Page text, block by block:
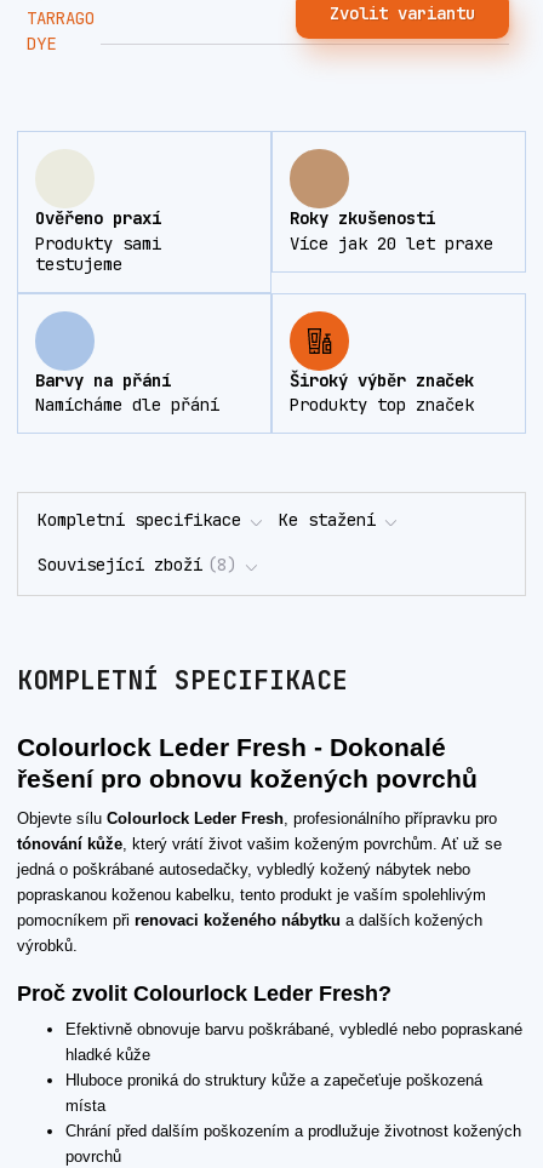
Zvolit variantu
Ověřeno praxí
Produkty sami
testujeme
Roky zkušeností
Více jak 20 let praxe
Barvy na přání
Namícháme dle přání
Široký výběr značek
Produkty top značek
Kompletní specifikace Ke stažení
Související zboží 8
KOMPLETNÍ SPECIFIKACE
Colourlock Leder Fresh - Dokonalé
řešení pro obnovu kožených povrchů
Objevte sílu Colourlock Leder Fresh, profesionálního přípravku pro
tónování kůže, který vrátí život vašim koženým povrchům. Ať už se
jedná o poškrábané autosedačky, vybledlý kožený nábytek nebo
popraskanou koženou kabelku, tento produkt je vaším spolehlivým
pomocníkem při renovaci koženého nábytku a dalších kožených
výrobků.
Proč zvolit Colourlock Leder Fresh?
Efektivně obnovuje barvu poškrábané, vybledlé nebo popraskané
hladké kůže
Hluboce proniká do struktury kůže a zapečeťuje poškozená
místa
Chrání před dalším poškozením a prodlužuje životnost kožených
povrchů